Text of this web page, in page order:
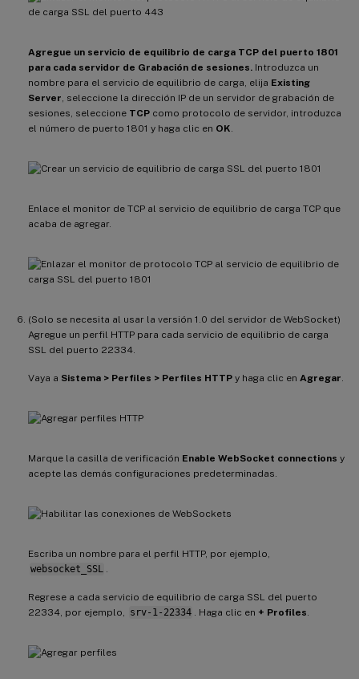
Agregue un servicio de equilibrio de carga TCP del puerto 1801
para cada servidor de Grabación de sesiones. Introduzca un
nombre para el servicio de equilibrio de carga, elija Existing
Server , seleccione la dirección IP de un servidor de grabación de
sesiones, seleccione TCP como protocolo de servidor, introduzca
el número de puerto 1801 y haga clic en OK
Enlace el monitor de TCP al servicio de equilibrio de carga TCP que
acaba de agregar.
(Solo se necesita al usar la versión 1.0 del servidor de WebSocket)
Agregue un perfil HTTP para cada servicio de equilibrio de carga
SSL del puerto 22334.
Vaya a Sistema > Perfiles > Perfiles HTTP y haga clic en Agregar
Marque la casilla de verificación Enable WebSocket connections y
acepte las demás configuraciones predeterminadas.
Escriba un nombre para el perfil HTTP, por ejemplo,
websocket_SSL
Regrese a cada servicio de equilibrio de carga SSL del puerto
22334, por ejemplo,
srv-1-22334 . Haga clic en + Profiles